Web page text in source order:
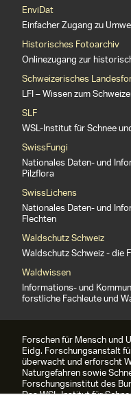
EnviDat
Einfacher Zugang zu
Historisches Fotoarchiv
Onlinezugang zur
Schweizerisches
LFI – Wissen zum
SLF
WSL-Institut für Schnee
SwissFungi
Nationales Daten- und
Pilzflora
SwissLichens
Nationales Daten- und
Flechten
Waldschutz Schweiz
Waldschutz Schweiz - die
Waldwissen
Informations- und
forstliche Fachleute und
Forschen für Mensch und
Eidg. Forschungsanstalt
überwacht und erforscht
Naturgefahren sowie
Forschungsinstitut des